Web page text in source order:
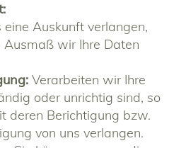
eine Auskunft verlangen,
wir Ihre Daten
Verarbeiten wir Ihre
oder unrichtig sind, so
deren Berichtigung bzw.
von uns verlangen.